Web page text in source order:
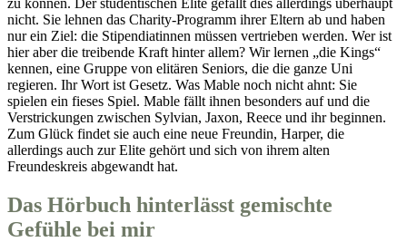
nicht. Sie lehnen das Charity-Programm ihrer Eltern ab und haben
nur ein Ziel: die Stipendiatinnen müssen vertrieben werden. Wer ist
hier aber die treibende Kraft hinter allem? Wir lernen „die Kings“
kennen, eine Gruppe von elitären Seniors, die die ganze Uni
regieren. Ihr Wort ist Gesetz. Was Mable noch nicht ahnt: Sie
spielen ein fieses Spiel. Mable fällt ihnen besonders auf und die
Verstrickungen zwischen Sylvian, Jaxon, Reece und ihr beginnen.
Zum Glück findet sie auch eine neue Freundin, Harper, die
allerdings auch zur Elite gehört und sich von ihrem alten
Freundeskreis abgewandt hat.
Das Hörbuch hinterlässt gemischte
Gefühle bei mir